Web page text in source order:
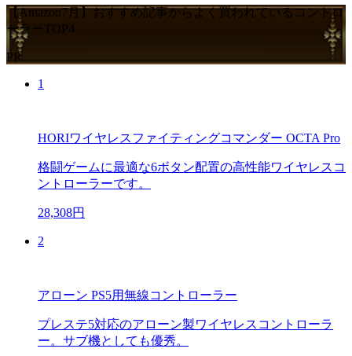
【Amazon7月】おすすめ記事からよく買われているコントロ
ーラーTOP4
PR
1
HORIワイヤレスファイティングコマンダー OCTA Pro
格闘ゲームに最適な6ボタン配置の高性能ワイヤレスコ
ントローラーです。
28,308円
2
アローン PS5用無線コントローラー
プレステ5対応のアローン製ワイヤレスコントローラ
ー。サブ機としても優秀。